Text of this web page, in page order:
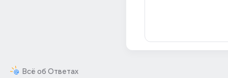
Всё об Ответах